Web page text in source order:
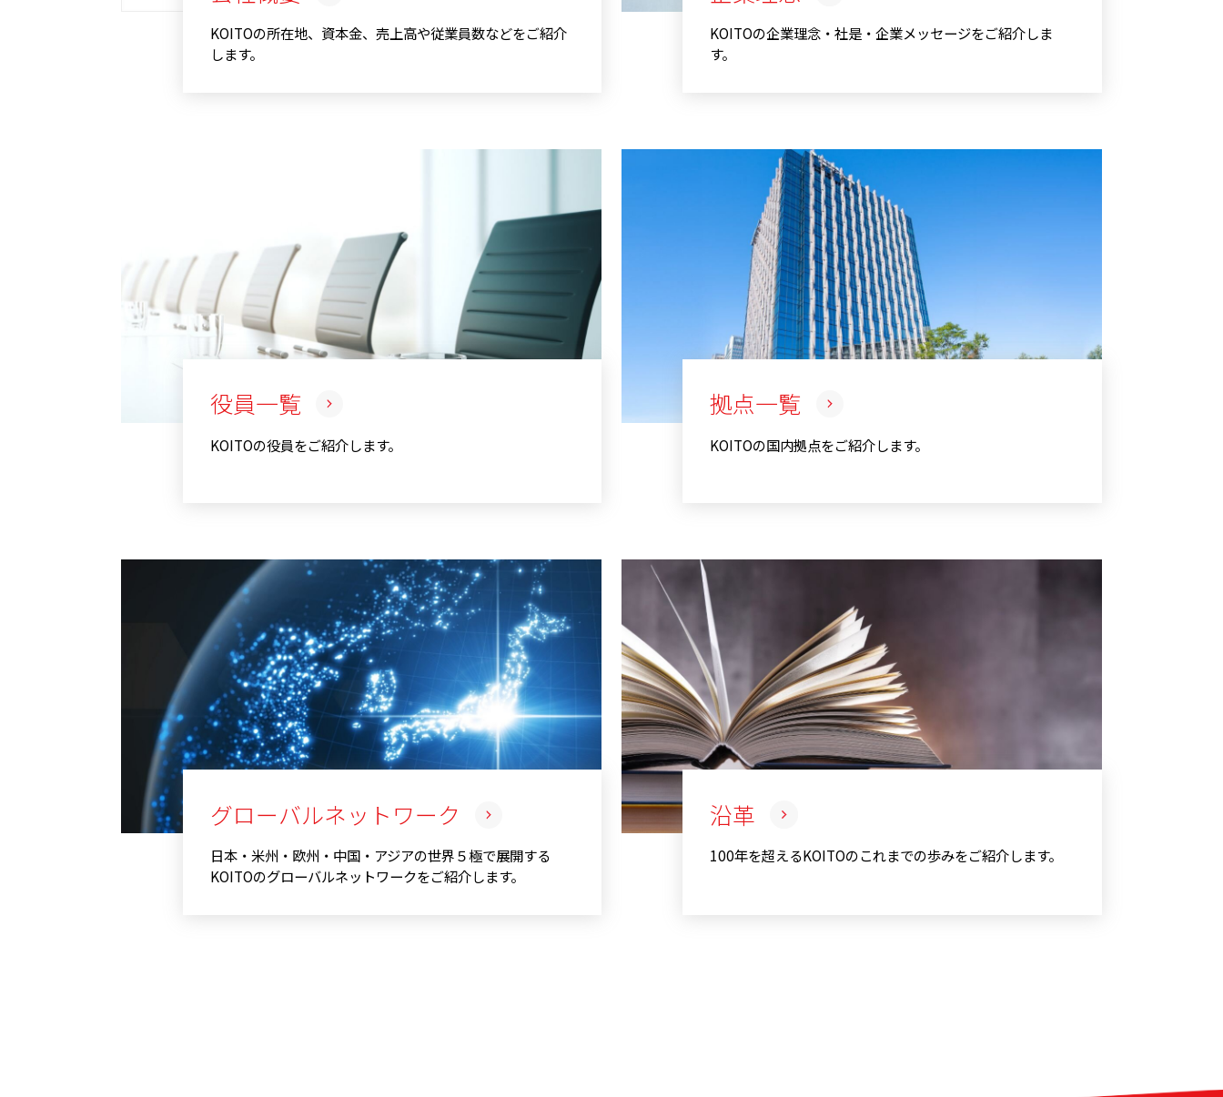
KOITOの所在地、資本金、売上高や従業員数などをご紹介
します。
KOITOの企業理念・社是・企業メッセージをご紹介しま
す。
役員一覧
KOITOの役員をご紹介します。
拠点一覧
KOITOの国内拠点をご紹介します。
グローバルネットワーク
日本・米州・欧州・中国・アジアの世界５極で展開する
KOITOのグローバルネットワークをご紹介します。
沿革
100年を超えるKOITOのこれまでの歩みをご紹介します。